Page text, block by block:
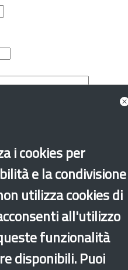
i cookies per
e la condivisione
utilizza cookies di
all'utilizzo
funzionalità
disponibili. Puoi